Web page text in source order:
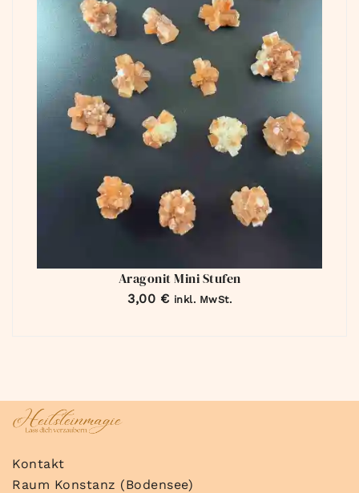
Aragonit Mini Stufen
3,00 € inkl. MwSt.
Kontakt
Raum Konstanz (Bodensee)